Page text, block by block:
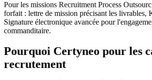
Pour les missions Recruitment Process
forfait : lettre de mission précisant les livrables,
Signature électronique avancée pour
commanditaire.
Pourquoi Certyneo pour les
recrutement